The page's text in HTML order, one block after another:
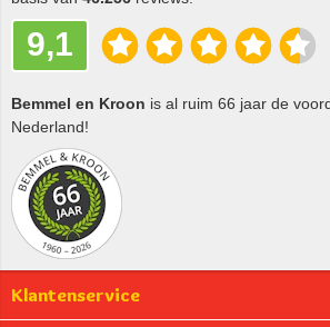
9,1
Bemmel en Kroon is al ruim 66 jaar de
Nederland!
Klantenservice